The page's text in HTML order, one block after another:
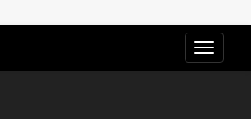
ST